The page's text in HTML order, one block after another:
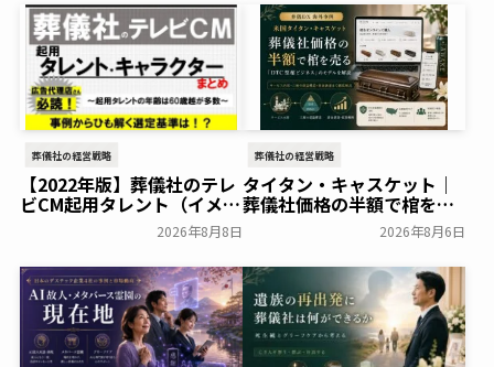
葬儀社の経営戦略
【2022年版】葬儀社のテレ
ビCM起用タレント（イメー
ジキャラクター）まとめ
2026年8月8日
葬儀社の経営戦略
タイタン・キャスケット｜
葬儀社価格の半額で棺を売
る「DTC型棺ビジネス」の
2026年8月6日